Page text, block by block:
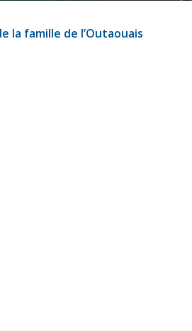
la famille de l’Outaouais